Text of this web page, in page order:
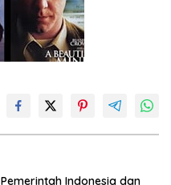
Pemerintah Indonesia dan